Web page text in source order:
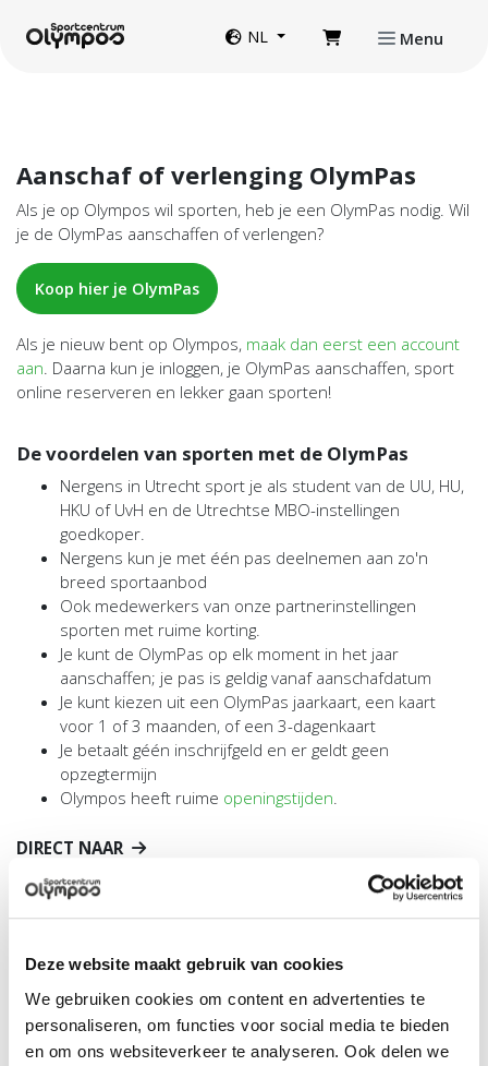
Deze website maakt gebruik van cookies
We gebruiken cookies om content en advertenties te
personaliseren, om functies voor social media te bieden
en om ons websiteverkeer te analyseren. Ook delen we
NL Menu
Aanschaf of verlenging OlymPas
Als je op Olympos wil sporten, heb je een OlymPas nodig. Wil
je de OlymPas aanschaffen of verlengen?
Koop hier je OlymPas
Als je nieuw bent op Olympos, maak dan eerst een account
aan. Daarna kun je inloggen, je OlymPas aanschaffen, sport
online reserveren en lekker gaan sporten!
De voordelen van sporten met de OlymPas
Nergens in Utrecht sport je als student van de UU, HU,
HKU of UvH en de Utrechtse MBO-instellingen
goedkoper.
Nergens kun je met één pas deelnemen aan zo'n
breed sportaanbod
Ook medewerkers van onze partnerinstellingen
sporten met ruime korting.
Je kunt de OlymPas op elk moment in het jaar
aanschaffen; je pas is geldig vanaf aanschafdatum
Je kunt kiezen uit een OlymPas jaarkaart, een kaart
voor 1 of 3 maanden, of een 3-dagenkaart
Je betaalt géén inschrijfgeld en er geldt geen
opzegtermijn
Olympos heeft ruime openingstijden.
DIRECT NAAR
SPORTAANBOD OLYMPAS
NIEUW? MAAK EEN ACCOUNT AAN
Tarieven OlymPas. Hoeveel korting krijg ik?